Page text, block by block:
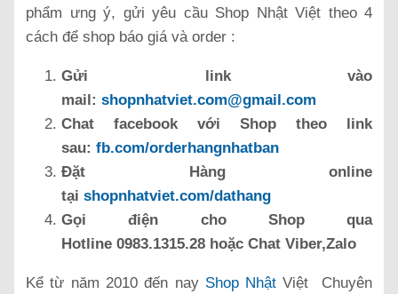
phẩm ưng ý, gửi yêu cầu Shop Nhật Việt theo 4
cách để shop báo giá và order :
Gửi link vào
mail: shopnhatviet.com@gmail.com
Chat facebook với Shop theo link
sau: fb.com/orderhangnhatban
Đặt Hàng online
tại shopnhatviet.com/dathang
Gọi điện cho Shop qua
Hotline 0983.1315.28 hoặc Chat Viber,Zalo
Kể từ năm 2010 đến nay Shop Nhật Việt Chuyên